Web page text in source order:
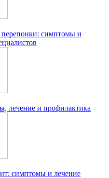
перепонки: симптомы и
лечение и профилактика
симптомы и лечение